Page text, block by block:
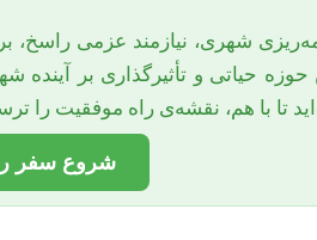
شهری، نیازمند عزمی
حیاتی و تأثیرگذاری بر
تا با هم، نقشه‌ی راه موفقیت را
شروع سفر